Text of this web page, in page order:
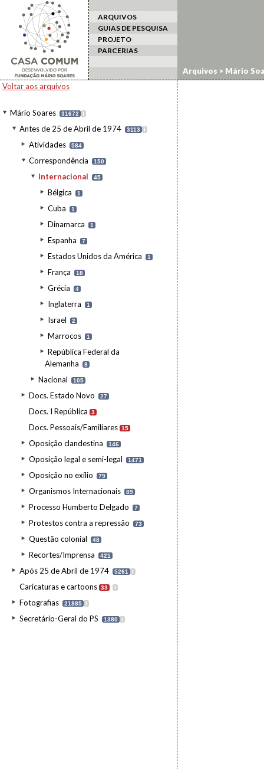
ARQUIVOS
GUIAS DE PESQUISA
PROJETO
PARCERIAS
Voltar aos arquivos
Mário Soares 31672 I
Antes de 25 de Abril de 1974 3113 I
Atividades 584
Correspondência 150
Internacional 45
Bélgica 1
Cuba 1
Dinamarca 1
Espanha 7
Estados Unidos da América 1
França 18
Grécia 4
Inglaterra 1
Israel 2
Marrocos 1
República Federal da
Alemanha
8
Nacional 105
Docs. Estado Novo 27
Docs. I República 3
Docs. Pessoais/Familiares 15
Oposição clandestina 146
Oposição legal e semi-legal 1471
Oposição no exílio 79
Organismos Internacionais 89
Processo Humberto Delgado 7
Protestos contra a repressão 73
Questão colonial 48
Recortes/Imprensa 421
Após 25 de Abril de 1974 5261 I
Caricaturas e cartoons 33 I
Fotografias 21885 I
Secretário-Geral do PS 1380 I
Arquivos > Mário